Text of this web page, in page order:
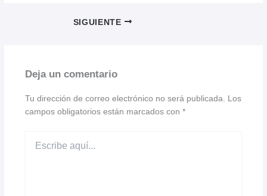
SIGUIENTE
Deja un comentario
Tu dirección de correo electrónico no será publicada. Los
campos obligatorios están marcados con *
aquí...